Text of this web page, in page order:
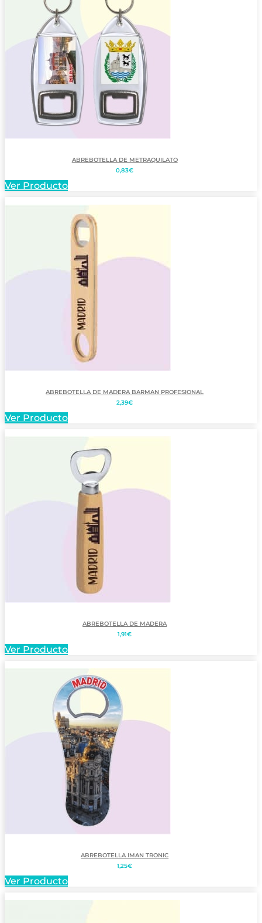
ABREBOTELLA DE METRAQUILATO
0,83€
Ver Producto
ABREBOTELLA DE MADERA BARMAN PROFESIONAL
2,39€
Ver Producto
ABREBOTELLA DE MADERA
1,91€
Ver Producto
ABREBOTELLA IMAN TRONIC
1,25€
Ver Producto